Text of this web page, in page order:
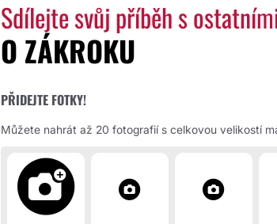
Sdílejte svůj příběh s
O ZÁKROKU
PŘIDEJTE FOTKY!
Můžete nahrát až 20 fotografií s celkovou velikostí